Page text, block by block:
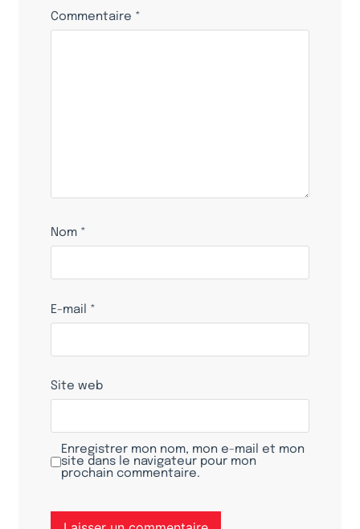
Commentaire *
Nom *
E-mail *
Site web
Enregistrer mon nom, mon e-mail et mon
site dans le navigateur pour mon
prochain commentaire.